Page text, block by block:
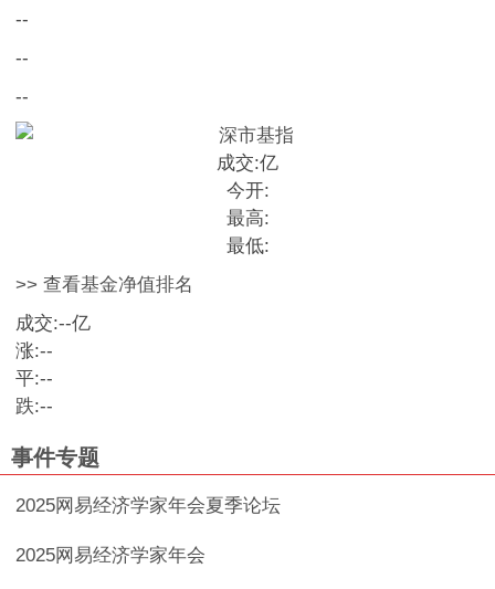
--
--
--
成交:亿
今开:
最高:
最低:
>> 查看基金净值排名
成交:--亿
涨:--
平:--
跌:--
事件专题
2025网易经济学家年会夏季论坛
2025网易经济学家年会